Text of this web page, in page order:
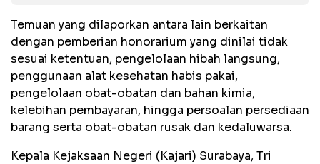
Temuan yang dilaporkan antara lain berkaitan
dengan pemberian honorarium yang dinilai tidak
sesuai ketentuan, pengelolaan hibah langsung,
penggunaan alat kesehatan habis pakai,
pengelolaan obat-obatan dan bahan kimia,
kelebihan pembayaran, hingga persoalan persediaan
barang serta obat-obatan rusak dan kedaluwarsa.
Kepala Kejaksaan Negeri (Kajari) Surabaya, Tri